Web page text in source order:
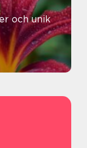
och unik